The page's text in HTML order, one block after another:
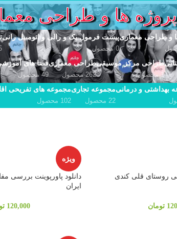
پروژه ها و طراحی
و طراحی معماریپیست فرمول یک و رالی و اتومبیل رانی
0 محصول 5
طراحی مرکز موسیقی
1 محصول
طراحی معماری
262 محصول
فضا های
49 محصول
بهداشتی و درمانیمجموعه تجاری
22 محصول
مجموعه های تفریحی
102 محصول
روستای قلی کندی
تومان
ویژه
دانلود پاورپوینت بررسی
ایران
120,000